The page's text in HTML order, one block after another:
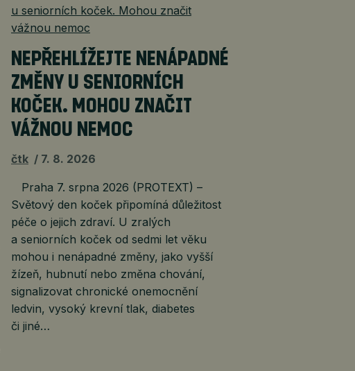
NEPŘEHLÍŽEJTE NENÁPADNÉ
ZMĚNY U SENIORNÍCH
KOČEK. MOHOU ZNAČIT
VÁŽNOU NEMOC
čtk 7. 8. 2026
Praha 7. srpna 2026 (PROTEXT) –
Světový den koček připomíná důležitost
péče o jejich zdraví. U zralých
a seniorních koček od sedmi let věku
mohou i nenápadné změny, jako vyšší
žízeň, hubnutí nebo změna chování,
signalizovat chronické onemocnění
ledvin, vysoký krevní tlak, diabetes
či jiné…